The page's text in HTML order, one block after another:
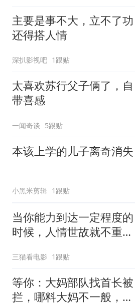
主要是事不大，立不了功
还得搭人情
深扒影视吧 1跟贴
太喜欢苏行父子俩了，自
带喜感
一闻奇谈 5跟贴
本该上学的儿子离奇消失
小黑米剪辑 1跟贴
当你能力到达一定程度的
时候，人情世故就不重要
三猫看电影 1跟贴
等你：大妈部队找首长被
拦，哪料大妈不一般，首